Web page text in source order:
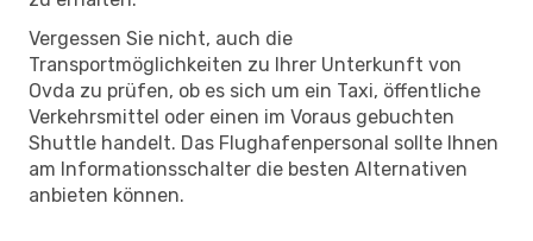
Vergessen Sie nicht, auch die
Transportmöglichkeiten zu Ihrer Unterkunft von
Ovda zu prüfen, ob es sich um ein Taxi, öffentliche
Verkehrsmittel oder einen im Voraus gebuchten
Shuttle handelt. Das Flughafenpersonal sollte Ihnen
am Informationsschalter die besten Alternativen
anbieten können.